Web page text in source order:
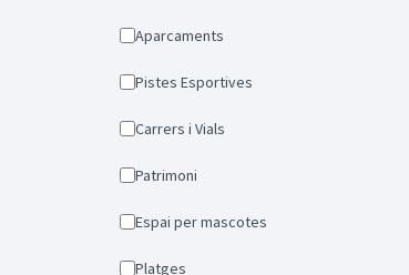
Aparcaments
Pistes Esportives
Carrers i Vials
Patrimoni
Espai per mascotes
Platges